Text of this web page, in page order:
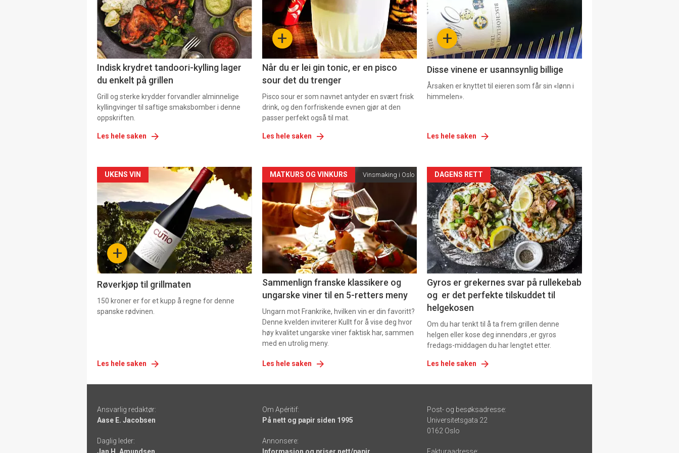
Indisk krydret tandoori-kylling lager
du enkelt på grillen
Grill og sterke krydder forvandler alminnelige
kyllingvinger til saftige smaksbomber i denne
oppskriften.
Les hele saken
nå
-
+
Når du er lei gin tonic, er en pisco
sour det du trenger
Pisco sour er som navnet antyder en svært frisk
drink, og den forfriskende evnen gjør at den
passer perfekt også til mat.
Les hele saken
nå
3 +
Disse vinene er usannsynlig billige
Årsaken er knyttet til eieren som får sin «lønn i
himmelen».
Les hele saken
Forsiden
akkurat
nå
-
4 +
UKENS VIN
Røverkjøp til grillmaten
150 kroner er for et kupp å regne for denne
spanske rødvinen.
Les hele saken
Forsiden
akkurat
nå
-
5
MATKURS OG VINKURS Vinsmaking i Oslo
Sammenlign franske klassikere og
ungarske viner til en 5-retters meny
Ungarn mot Frankrike, hvilken vin er din favoritt?
Denne kvelden inviterer Kullt for å vise deg hvor
høy kvalitet ungarske viner faktisk har, sammen
med en utrolig meny.
Les hele saken
Forsiden
akkurat
nå
-
6
DAGENS RETT
Gyros er grekernes svar på rullekebab
og er det perfekte tilskuddet til
helgekosen
Om du har tenkt til å ta frem grillen denne
helgen eller kose deg innendørs ,er gyros
fredags-middagen du har lengtet etter.
Les hele saken
-
links
Ansvarlig redaktør:
Aase E. Jacobsen
Daglig leder:
Om Apéritif:
På nett og papir siden 1995
Annonsere:
Post- og besøksadresse:
Universitetsgata 22
0162 Oslo